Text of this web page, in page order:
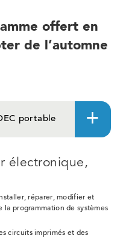
offert en
de l’automne
portable
électronique,
réparer, modifier et
programmation de systèmes
circuits imprimés et des